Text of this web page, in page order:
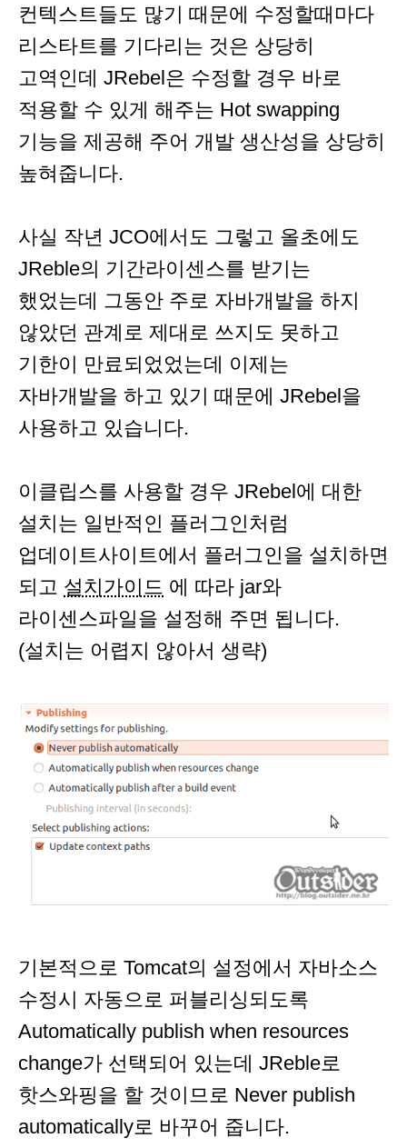
컨텍스트들도 많기 때문에 수정할때마다
리스타트를 기다리는 것은 상당히
고역인데 JRebel은 수정할 경우 바로
적용할 수 있게 해주는 Hot swapping
기능을 제공해 주어 개발 생산성을 상당히
높혀줍니다.
사실 작년 JCO에서도 그렇고 올초에도
JReble의 기간라이센스를 받기는
했었는데 그동안 주로 자바개발을 하지
않았던 관계로 제대로 쓰지도 못하고
기한이 만료되었었는데 이제는
자바개발을 하고 있기 때문에 JRebel을
사용하고 있습니다.
이클립스를 사용할 경우 JRebel에 대한
설치는 일반적인 플러그인처럼
업데이트사이트에서 플러그인을 설치하면
되고 설치가이드 에 따라 jar와
라이센스파일을 설정해 주면 됩니다.
(설치는 어렵지 않아서 생략)
기본적으로 Tomcat의 설정에서 자바소스
수정시 자동으로 퍼블리싱되도록
Automatically publish when resources
change가 선택되어 있는데 JReble로
핫스와핑을 할 것이므로 Never publish
automatically로 바꾸어 줍니다.